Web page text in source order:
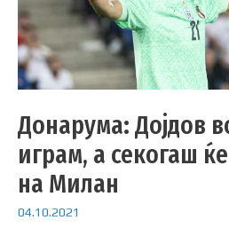
Донарума: Дојдов
играм, а секогаш
на Милан
04.10.2021